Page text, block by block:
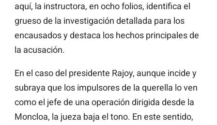
aquí, la instructora, en ocho folios, identifica el
grueso de la investigación detallada para los
encausados y destaca los hechos principales de
la acusación.
En el caso del presidente Rajoy, aunque incide y
subraya que los impulsores de la querella lo ven
como el jefe de una operación dirigida desde la
Moncloa, la jueza baja el tono. En este sentido,